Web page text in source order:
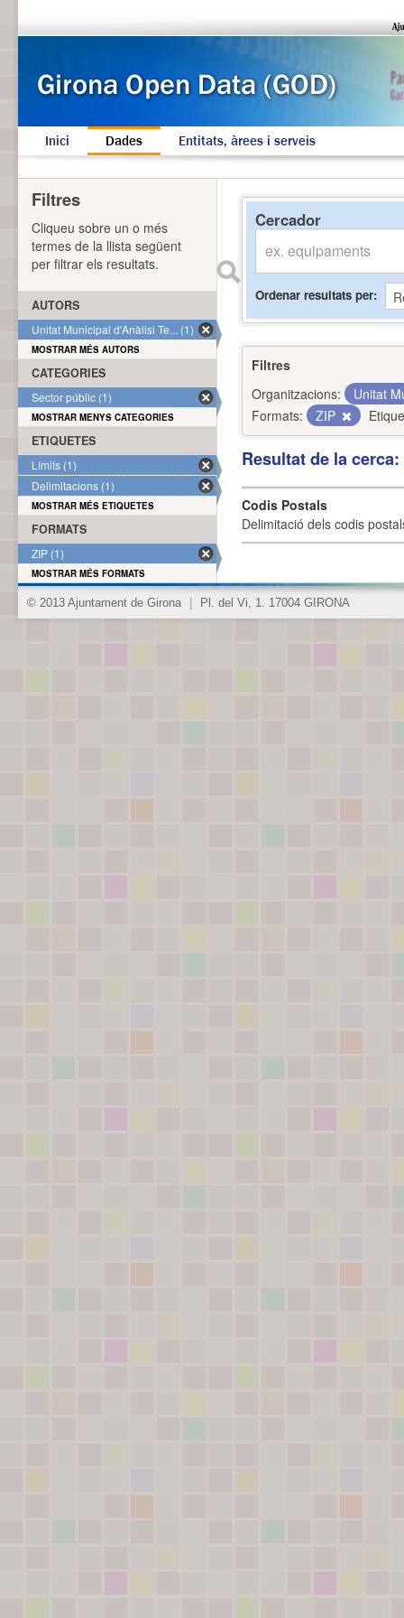
Inici Dades Entitats, àrees i serveis
Cercador
Ordenar resultats per
Filtres
Organitzacions:
Unitat
Formats:
ZIP
Resultat de la
Codis Postals
Delimitació dels codis
Filtres
Cliqueu sobre un o més
termes de la llista següent
per filtrar els resultats.
AUTORS
Unitat Municipal d'Anàlisi Te... (1)
MOSTRAR MÉS AUTORS
CATEGORIES
Sector públic (1)
MOSTRAR MENYS CATEGORIES
ETIQUETES
Límits (1)
Delimitacions (1)
MOSTRAR MÉS ETIQUETES
FORMATS
ZIP (1)
MOSTRAR MÉS FORMATS
© 2013 Ajuntament de Girona Pl. del Vi, 1. 17004 GIRONA